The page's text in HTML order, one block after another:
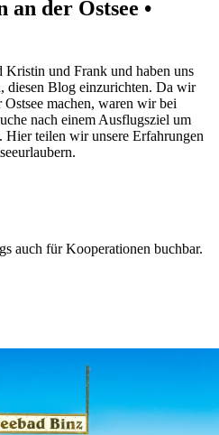
an der Ostsee •
und Frank und haben uns
diesen Blog einzurichten. Da wir
machen, waren wir bei
nach einem Ausflugsziel um
teilen wir unsere Erfahrungen
auch für Kooperationen buchbar.